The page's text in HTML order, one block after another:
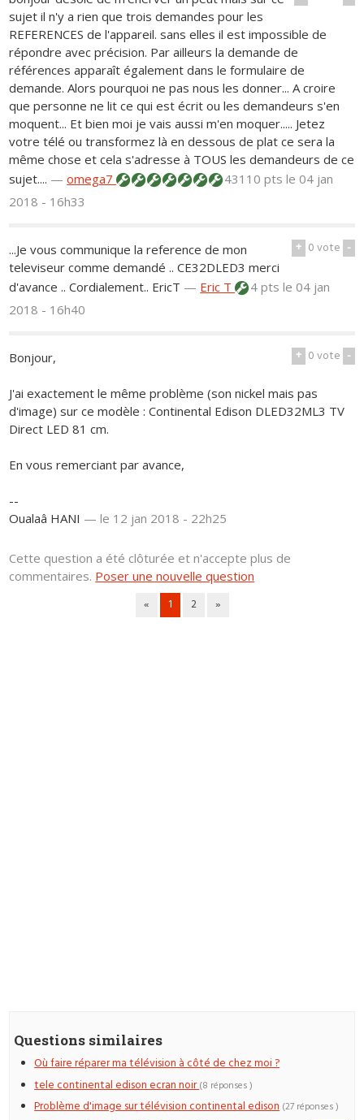
sujet il n'y a rien que trois demandes pour les
REFERENCES de l'appareil. sans elles il est impossible de
répondre avec précision. Par ailleurs la demande de
références apparaît également dans le formulaire de
demande. Alors pourquoi ne pas nous les donner... A croire
que personne ne lit ce qui est écrit ou les demandeurs s'en
moquent... Et bien moi je vais aussi m'en moquer..... Jetez
votre télé ou transformez là en dessous de plat ce sera la
même chose et cela s'adresse à TOUS les demandeurs de ce
sujet.... —omega7 43110 ptsle 04 jan
2018 - 16h33
+ 0vote -
...Je vous communique la reference de mon
televiseur comme demandé .. CE32DLED3 merci
d'avance .. Cordialement.. EricT — Eric T 4 ptsle 04 jan
2018 - 16h40
+ 0vote -
Bonjour,
J'ai exactement le même problème (son nickel mais pas
d'image) sur ce modèle : Continental Edison DLED32ML3 TV
Direct LED 81 cm.
En vous remerciant par avance,
--
Oualaâ HANI —le 12 jan 2018 - 22h25
Cette question a été clôturée et n'accepte plus de
commentaires. Poser une nouvelle question
« 1 2 »
Questions similaires
Où faire réparer ma télévision à côté de chez moi ?
tele continental edison ecran noir(8 réponses )
Problème d'image sur télévision continental edison (27 réponses )